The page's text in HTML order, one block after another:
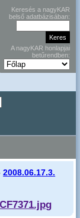
Keresés a nagyKAR
belső adatbázisában:
A nagyKAR honlapjai
betűrendben:
2008.06.17.3.